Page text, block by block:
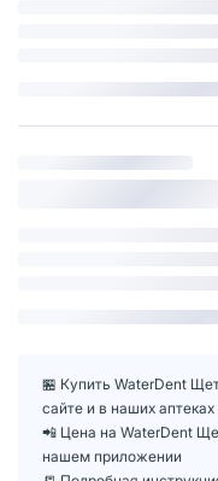
🏪 Купить WaterDent
сайте и в наших
📲 Цена на WaterDent
нашем приложении